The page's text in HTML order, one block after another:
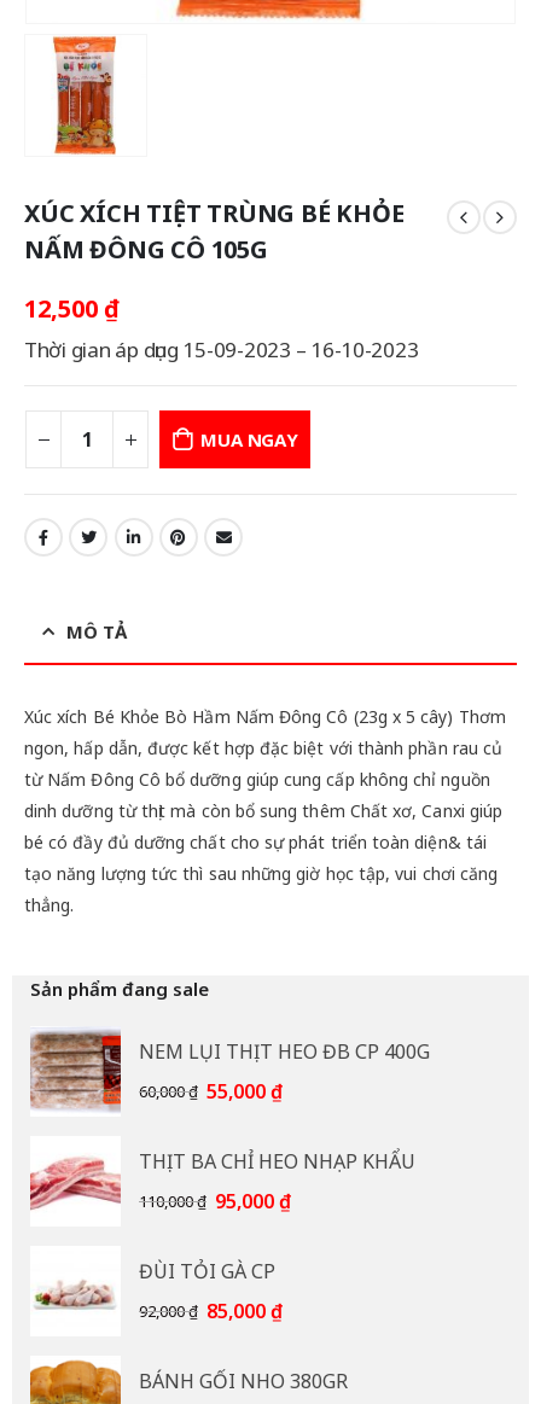
XÚC XÍCH TIỆT TRÙNG BÉ KHỎE
NẤM ĐÔNG CÔ 105G
12,500 ₫
Thời gian áp dụng 15-09-2023 – 16-10-2023
MUA NGAY
MÔ TẢ
Xúc xích Bé Khỏe Bò Hầm Nấm Đông Cô (23g x 5 cây) Thơm
ngon, hấp dẫn, được kết hợp đặc biệt với thành phần rau củ
từ Nấm Đông Cô bổ dưỡng giúp cung cấp không chỉ nguồn
dinh dưỡng từ thịt mà còn bổ sung thêm Chất xơ, Canxi giúp
bé có đầy đủ dưỡng chất cho sự phát triển toàn diện& tái
tạo năng lượng tức thì sau những giờ học tập, vui chơi căng
thẳng.
Sản phẩm đang sale
NEM LỤI THỊT HEO ĐB CP 400G
60,000₫ Giá
60,000 ₫.
55,000₫Giá
là:
55,000 ₫.
THỊT BA CHỈ HEO NHẠP KHẨU
110,000₫ Giá
110,000 ₫.
95,000₫Giá
ĐÙI TỎI GÀ CP
92,000₫ Giá
92,000 ₫.
85,000₫Giá
là:
BÁNH GỐI NHO 380GR